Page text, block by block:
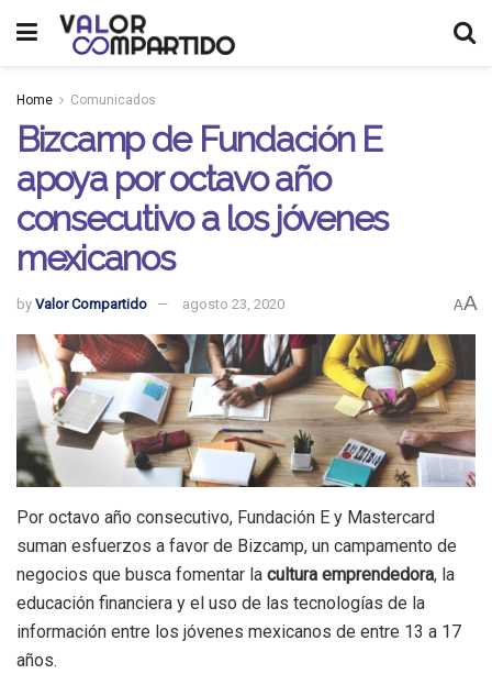
Home Comunicados
Bizcamp de Fundación E
apoya por octavo año
consecutivo a los jóvenes
mexicanos
by Valor Compartido agosto 23, 2020 AA
Por octavo año consecutivo, Fundación E y Mastercard
suman esfuerzos a favor de Bizcamp, un campamento de
negocios que busca fomentar la cultura emprendedora, la
educación financiera y el uso de las tecnologías de la
información entre los jóvenes mexicanos de entre 13 a 17
años.